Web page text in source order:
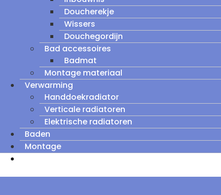
Doucherekje
Wissers
Douchegordijn
Bad accessoires
Badmat
Montage materiaal
Verwarming
Handdoekradiator
Verticale radiatoren
Elektrische radiatoren
Baden
Montage